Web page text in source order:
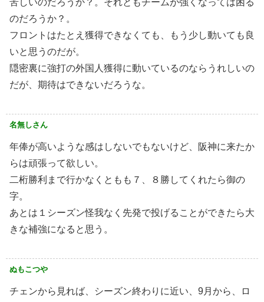
苦しいのだろうか？。それともチームが強くなっては困る
のだろうか？。
フロントはたとえ獲得できなくても、もう少し動いても良
いと思うのだが。
隠密裏に強打の外国人獲得に動いているのならうれしいの
だが、期待はできないだろうな。
名無しさん
年俸が高いような感はしないでもないけど、阪神に来たか
らは頑張って欲しい。
二桁勝利まで行かなくともも７、８勝してくれたら御の
字。
あとは１シーズン怪我なく先発で投げることができたら大
きな補強になると思う。
ぬもこつや
チェンから見れば、シーズン終わりに近い、9月から、ロ